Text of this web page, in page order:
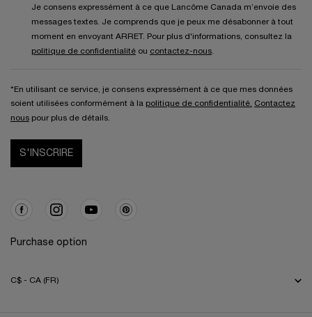
Je consens expressément à ce que Lancôme Canada m’envoie des
messages textes. Je comprends que je peux me désabonner à tout
moment en envoyant ARRET. Pour plus d'informations, consultez la
politique de confidentialité ou contactez-nous
*En utilisant ce service, je consens expressément à ce que mes données
soient utilisées conformément à la politique de confidentialité.
Contactez
nous pour plus de détails.
S'INSCRIRE
Purchase option
C$ - CA (FR)